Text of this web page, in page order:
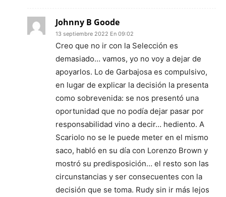
Johnny B Goode
13 septiembre 2022 En 09:02
Creo que no ir con la Selección es
demasiado… vamos, yo no voy a dejar de
apoyarlos. Lo de Garbajosa es compulsivo,
en lugar de explicar la decisión la presenta
como sobrevenida: se nos presentó una
oportunidad que no podía dejar pasar por
responsabilidad vino a decir… hediento. A
Scariolo no se le puede meter en el mismo
saco, habló en su día con Lorenzo Brown y
mostró su predisposición… el resto son las
circunstancias y ser consecuentes con la
decisión que se toma. Rudy sin ir más lejos